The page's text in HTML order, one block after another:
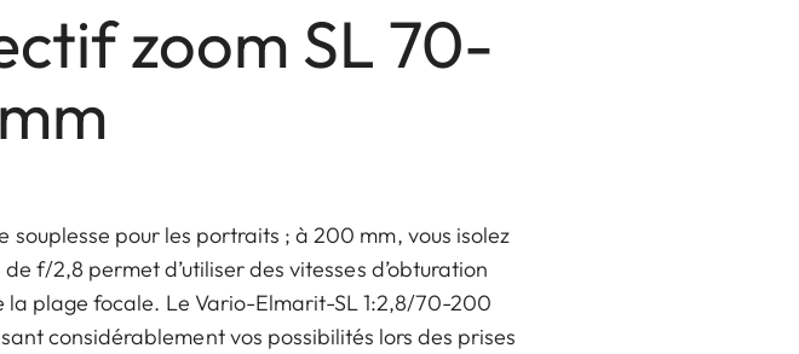
zoom SL 70-
souplesse pour les portraits ; à 200 mm, vous isolez
f/2,8 permet d’utiliser des vitesses d’obturation
la plage focale. Le Vario-Elmarit-SL 1:2,8/70-200
considérablement vos possibilités lors des prises